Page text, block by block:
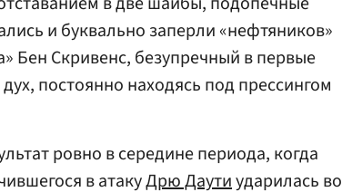
и буквально заперли «нефтяников»
Бен Скривенс, безупречный в первые
постоянно находясь под прессингом
ровно в середине периода, когда
в атакуДрю Даутиударилась во